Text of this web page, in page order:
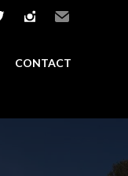
CONTACT